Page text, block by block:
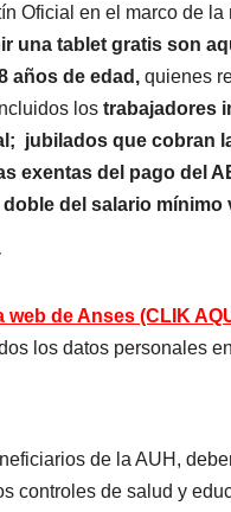
Oficial en el marco de
una tablet gratis son
años de edad, quienes
los trabajadores
jubilados que cobran
exentas del pago del
del salario mínimo
web de Anses (CLIK
los datos personales
de la AUH,
controles de salud y